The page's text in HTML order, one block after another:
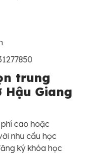
trung
Giang
cao hoặc
nhu cầu học
ký khóa học